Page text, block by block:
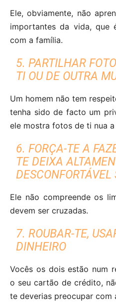
Ele, obviamente, não
importantes da vida, que
com a família.
5. PARTILHAR
TI OU DE OUTRA
Um homem não tem
tenha sido de facto um
ele mostra fotos de ti nua a
6. FORÇA-TE A
TE DEIXA
Ele não compreende os
devem ser cruzadas.
7. ROUBAR-TE,
DINHEIRO
Vocês os dois estão num
o seu cartão de crédito,
te deverias preocupar com